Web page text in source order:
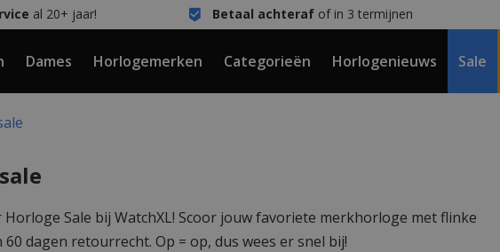
al 20+ jaar! Betaal achterafof in 3 termijnen
Dames Horlogemerken Categorieën Horlogenieuws Sale
Sale bij WatchXL! Scoor jouw favoriete merkhorloge met flinke
dagen retourrecht. Op = op, dus wees er snel bij!